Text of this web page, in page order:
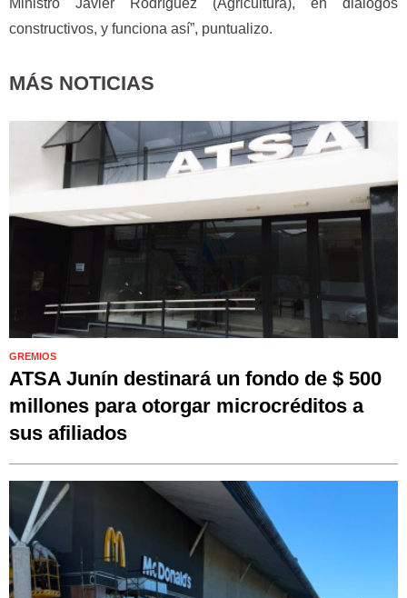
constructivos, y funciona así”, puntualizo.
MÁS NOTICIAS
GREMIOS
ATSA Junín destinará un fondo de $ 500
millones para otorgar microcréditos a
sus afiliados